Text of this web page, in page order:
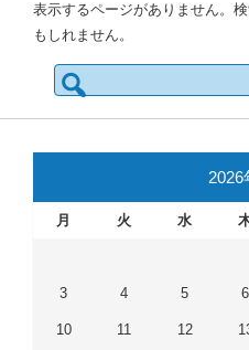
表示するページがありません。
もしれません。
検
索:
2026
月 火 水
3 4 5 6
10 11 12